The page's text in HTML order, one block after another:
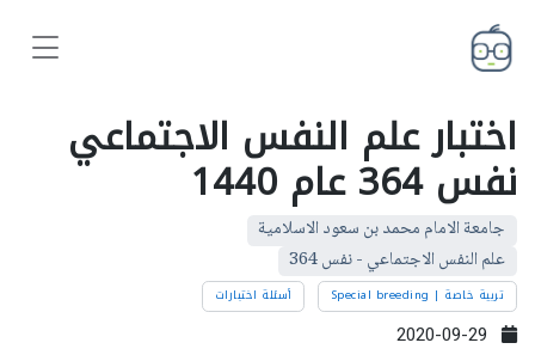
اختبار علم النفس الاجتماعي
نفس 364 عام 1440
جامعة الامام محمد بن سعود الاسلامية
علم النفس الاجتماعي - نفس 364
تربية خاصة | Special breeding أسئلة اختبارات